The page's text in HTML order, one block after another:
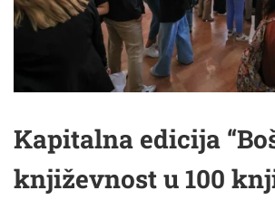
Kapitalna edicija
književnost u 100